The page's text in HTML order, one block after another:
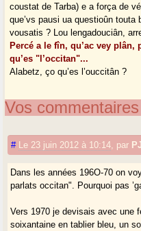
coustat de Tarba) e a força de
que’vs pausi ua questioûn touta
vousatis ? Lou lengadouciân,
Percé a le fîn, qu’ac vey
qu’es "l’occitan"...
Alabetz, ço qu’es l’ouccitân ?
Vos commentaires
# Le 23 juin 2012 à 10:14 par
Dans les années 196O-70 on
parlats occitan". Pourquoi pas
Vers 1970 je devisais avec une
soixantaine en tablier bleu, un